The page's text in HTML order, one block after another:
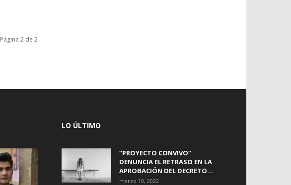
Página 2 de 2
LO ÚLTIMO
“PROYECTO CONVIVO”
DENUNCIA EL RETRASO EN LA
APROBACIÓN DEL DECRETO...
marzo 10, 2022